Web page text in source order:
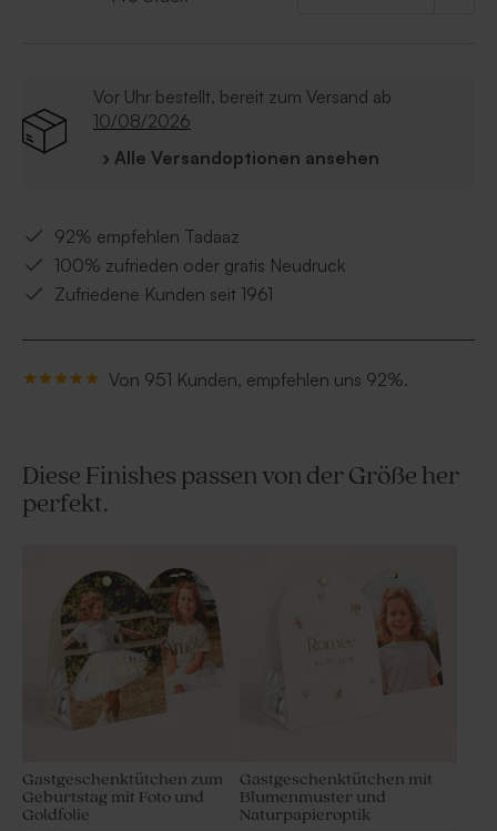
Dextrin, natürliches Vanillearoma, Emulgatoren E322,
E412, E414, E415, Glanzmittel E901, E903, E904,
Farbstoffe E132, E172. Kann Spuren von Soja, Nüssen
und Milch enthalten
Vor Uhr bestellt, bereit zum Versand ab
10/08/2026
› Alle Versandoptionen ansehen
92% empfehlen Tadaaz
100% zufrieden oder gratis Neudruck
Zufriedene Kunden seit 1961
Von 951 Kunden, empfehlen uns 92%.
Diese Finishes passen von der Größe her
perfekt.
Gastgeschenktütchen zum
Geburtstag mit Foto und
Goldfolie
Gastgeschenktütchen mit
Blumenmuster und
Naturpapieroptik